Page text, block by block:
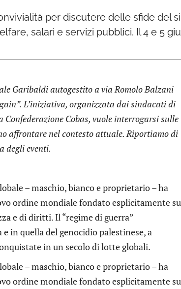
per discutere delle sfide del
salari e servizi pubblici. Il 4 e 5
Garibaldi autogestito a via Romolo Balzani
L’iniziativa, organizzata dai sindacati di
Cobas, vuole interrogarsi sulle
affrontare nel contesto attuale. Riportiamo di
degli eventi.
– maschio, bianco e proprietario – ha
ordine mondiale fondato esplicitamente
e di diritti. Il “regime di guerra”
in quella del genocidio palestinese, a
in un secolo di lotte globali.
– maschio, bianco e proprietario – ha
ordine mondiale fondato esplicitamente